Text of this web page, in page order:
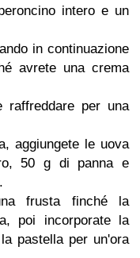
intero e un
in continuazione
avrete una crema
raffreddare per una
aggiungete le uova
50 g di panna e
frusta finché la
poi incorporate la
pastella per un'ora